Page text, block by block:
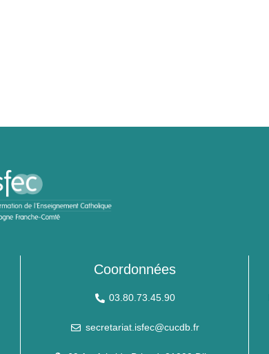
Coordonnées
03.80.73.45.90
secretariat.isfec@cucdb.fr